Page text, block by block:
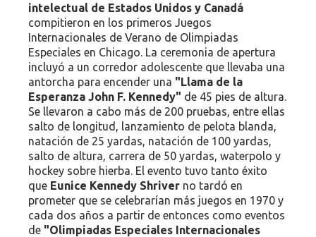
intelectual de Estados Unidos y Canadá
compitieron en los primeros Juegos
Internacionales de Verano de Olimpiadas
Especiales en Chicago. La ceremonia de apertura
incluyó a un corredor adolescente que llevaba una
antorcha para encender una "Llama de la
Esperanza John F. Kennedy" de 45 pies de altura.
Se llevaron a cabo más de 200 pruebas, entre ellas
salto de longitud, lanzamiento de pelota blanda,
natación de 25 yardas, natación de 100 yardas,
salto de altura, carrera de 50 yardas, waterpolo y
hockey sobre hierba. El evento tuvo tanto éxito
que Eunice Kennedy Shriver no tardó en
prometer que se celebrarían más juegos en 1970 y
cada dos años a partir de entonces como eventos
de "Olimpiadas Especiales Internacionales